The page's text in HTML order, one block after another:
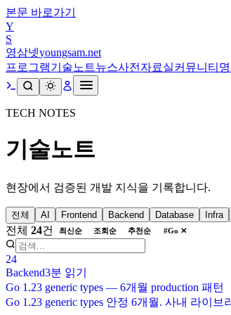
본문 바로가기
Y
S
영삼넷youngsam.net
프로그램기술노트뉴스사전 자료실커뮤니티
TECH NOTES
기술노트
현장에서 검증된 개발 지식을 기록합니다.
전체 AI Frontend Backend Database Infra
전체 24건 최신순 조회순 추천순 #Go ✕
24
Backend3분 읽기
Go 1.23 generic types — 6개월 production 패턴
Go 1.23 generic types 안정 6개월. 사내 라이